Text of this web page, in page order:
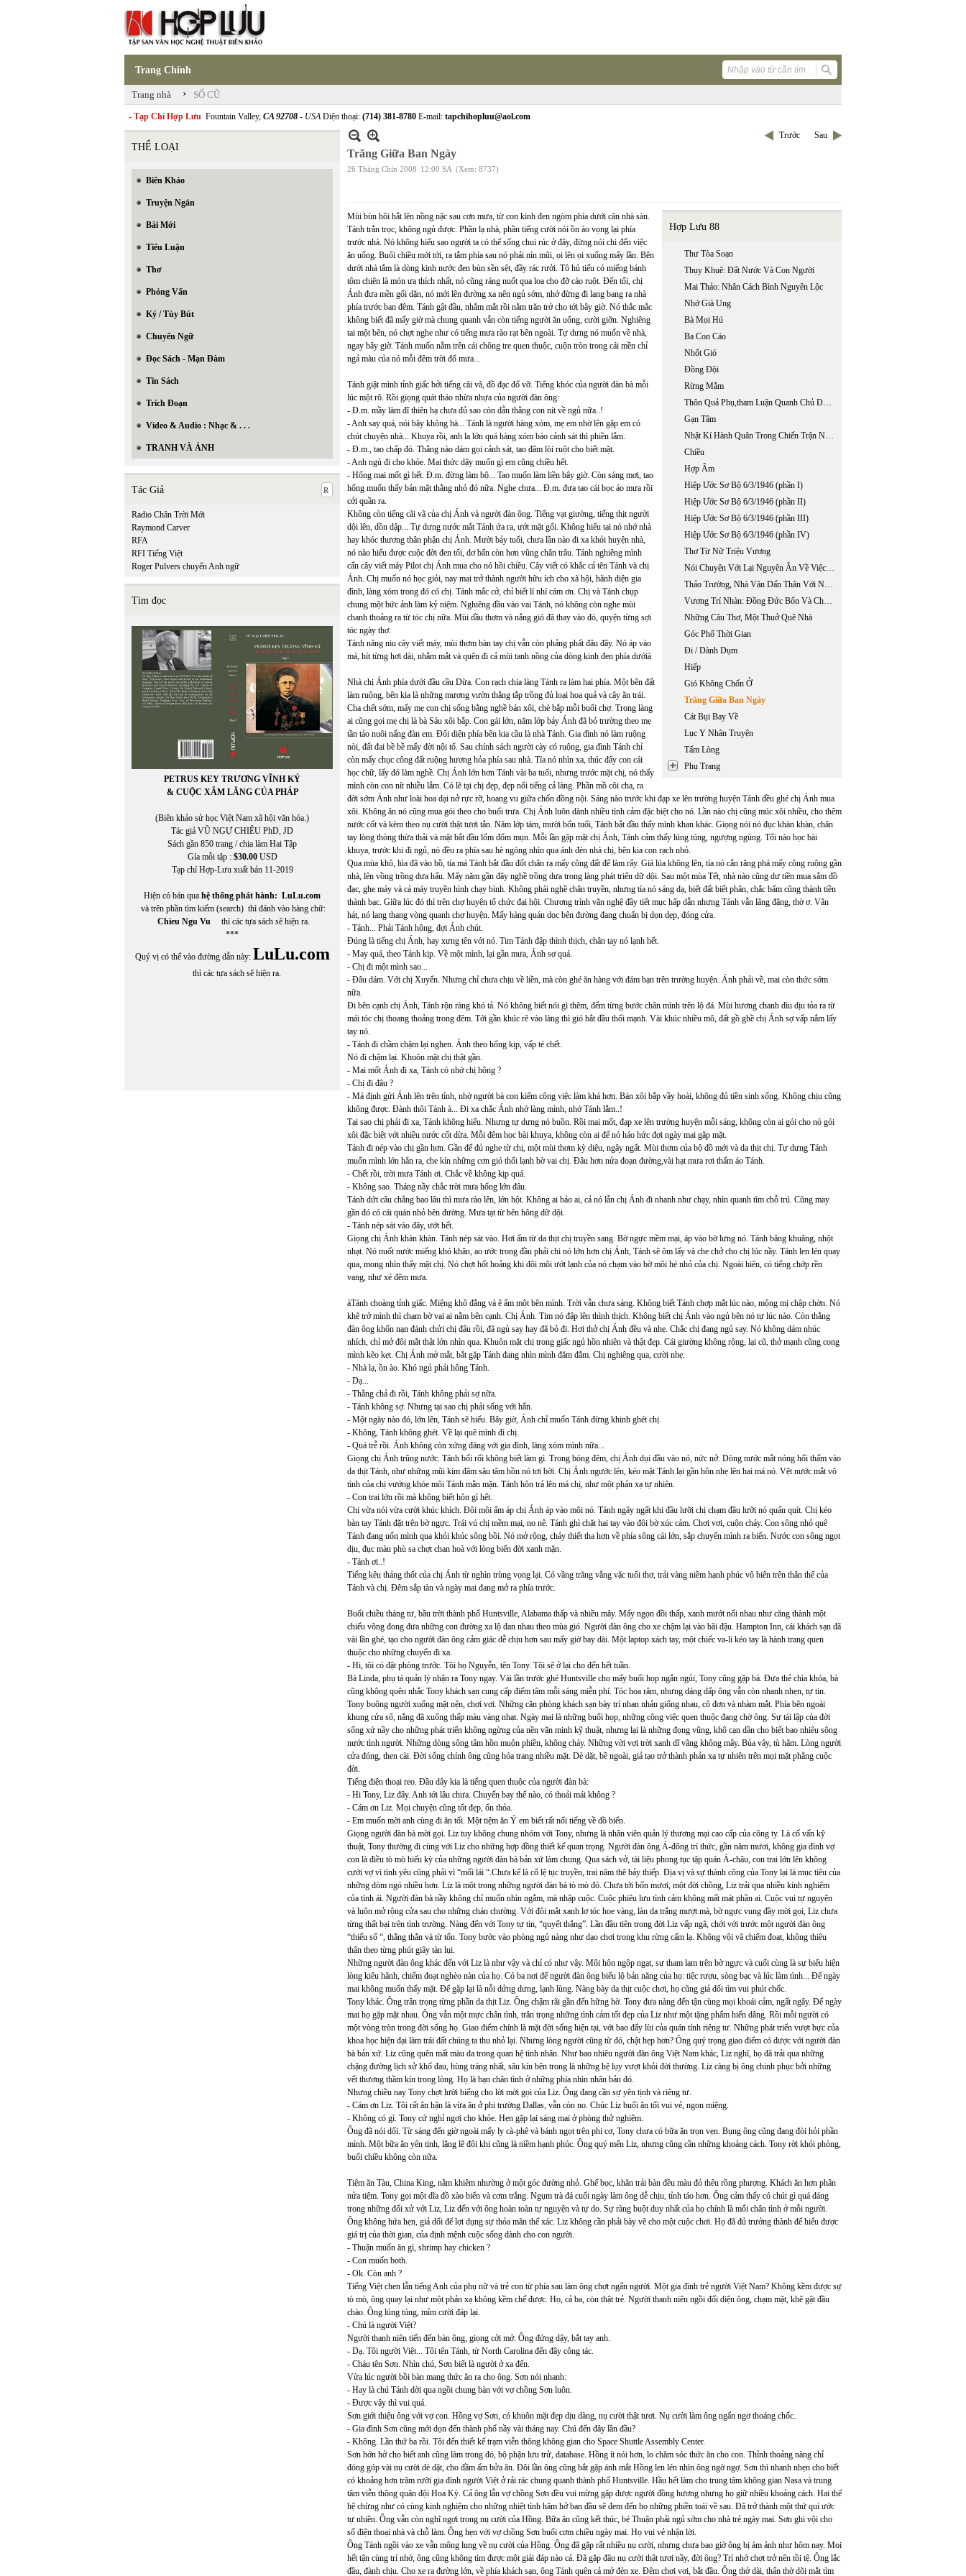
Trang Chính
Trang nhà › SỐ CŨ
- Tạp Chí Hợp Lưu Fountain Valley, CA 92708 - USAĐiện thoại: (714) 381-8780 E-mail: tapchihopluu@aol.com
THỂ LOẠI
Biên Khảo
Truyện Ngắn
Bài Mới
Tiểu Luận
Thơ
Phỏng Vấn
Ký / Tùy Bút
Chuyển Ngữ
Đọc Sách - Mạn Đàm
Tin Sách
Trích Đoạn
Video & Audio : Nhạc & . . .
TRANH VÀ ẢNH
Tác Giả
Radio Chân Trời Mới
Raymond Carver
RFA
RFI Tiếng Việt
Roger Pulvers chuyển Anh ngữ
Tìm đọc
PETRUS KEY TRƯƠNG VĨNH KÝ
& CUỘC XÂM LĂNG CỦA PHÁP
(Biên khảo sử học Việt Nam xã hội văn hóa.)
Tác giả VŨ NGỰ CHIÊU PhD, JD
Sách gần 850 trang / chia làm Hai Tập
Gía mỗi tập : $30.00USD
Tạp chí Hợp-Lưu xuất bản 11-2019
Hiện có bán qua hệ thống phát hành: LuLu.com
và trên phần tìm kiếm (search) thì đánh vào hàng chữ:
Chieu Ngu Vu thì các tựa sách sẽ hiện ra.
***
Quý vị có thể vào đường dẫn này: LuLu.com
thì các tựa sách sẽ hiện ra.
Trước Sau
Trăng Giữa Ban Ngày
26 Tháng Chín 2008 12:00 SA (Xem: 8737)
Hợp Lưu 88
Thư Tòa Soạn
Thụy Khuê: Đất Nước Và Con Người
Mai Thảo: Nhân Cách Bình Nguyên Lộc
Nhớ Già Ung
Bà Mọi Hú
Ba Con Cáo
Nhốt Gió
Đồng Đội
Rừng Mắm
Thôn Quả Phụ,tham Luận Quanh Chủ Đề "x"
Gạn Tâm
Nhật Kí Hành Quân Trong Chiến Trận Nguyễn -tây Sơn
Chiều
Hợp Âm
Hiệp Ước Sơ Bộ 6/3/1946 (phần I)
Hiệp Ước Sơ Bộ 6/3/1946 (phần II)
Hiệp Ước Sơ Bộ 6/3/1946 (phần III)
Hiệp Ước Sơ Bộ 6/3/1946 (phần IV)
Thơ Từ Nữ Triệu Vương
Nói Chuyện Với Lại Nguyên Ân Về Việc Sưu Tập Những Tác Phẩm Đăng Báo Của Phan Khôi
Thảo Trường, Nhà Văn Dấn Thân Với Nỗi Ý-thức Không Rời ...
Vương Trí Nhàn: Đồng Đức Bốn Và Chất Hoang Dại Trong Thơ
Những Câu Thơ, Một Thuở Quê Nhà
Góc Phố Thời Gian
Đi / Dành Dụm
Hiếp
Gió Không Chốn Ở
Trăng Giữa Ban Ngày
Cát Bụi Bay Về
Lục Y Nhân Truyện
Tấm Lòng
Phụ Trang
Mùi bùn hôi hắt lên nồng nặc sau cơn mưa, từ con kinh đen ngòm phía dưới căn nhà sàn.
Tánh trằn trọc, không ngủ được. Phần lạ nhà, phần tiếng cười nói ồn ào vọng lại phía
trước nhà. Nó không hiểu sao người ta có thể sống chui rúc ở đây, đừng nói chi đến việc
ăn uống. Buổi chiều mới tới, ra tắm phía sau nó phải nín mũi, ọi lên ọi xuống mấy lần. Bên
dưới nhà tắm là dòng kinh nước đen bùn sền sệt, đầy rác rưởi. Tô hủ tiếu có miếng bánh
tôm chiên là món ưa thích nhất, nó cũng ráng nuốt qua loa cho đỡ cào ruột. Đến tối, chị
Ánh đưa mền gối dặn, nó mới lên đường xa nên ngủ sớm, nhớ đừng đi lang bang ra nhà
phía trước ban đêm. Tánh gật đầu, nhắm mắt rồi nằm trăn trở cho tới bây giờ. Nó thắc mắc
không biết đã mấy giờ mà chung quanh vẫn còn tiếng người ăn uống, cười giỡn. Nghiêng
tai một bên, nó chợt nghe như có tiếng mưa rào rạt bên ngoài. Tự dưng nó muốn về nhà,
ngay bây giờ. Tánh muốn nằm trên cái chõng tre quen thuộc, cuộn tròn trong cái mền chỉ
ngả màu của nó mỗi đêm trời đổ mưa...
Tánh giật mình tỉnh giấc bởi tiếng cãi vã, đồ đạc đổ vỡ. Tiếng khóc của người đàn bà mỗi
lúc một rõ. Rồi giọng quát tháo nhừa nhựa của người đàn ông:
- Đ.m. mầy làm đĩ thiên hạ chưa đủ sao còn dẫn thằng con nít về ngủ nữa..!
- Anh say quá, nói bậy không hà... Tánh là người hàng xóm, mẹ em nhờ lên gặp em có
chút chuyện nhà... Khuya rồi, anh la lớn quá hàng xóm báo cảnh sát thì phiền lắm.
- Đ.m., tao chấp đó. Thằng nào dám gọi cảnh sát, tao đâm lòi ruột cho biết mặt.
- Anh ngủ đi cho khỏe. Mai thức dậy muốn gì em cũng chiều hết.
- Hổng mai mốt gì hết. Đ.m. đừng làm bộ... Tao muốn làm liền bây giờ. Còn sáng mơi, tao
hổng muốn thấy bản mặt thằng nhỏ đó nữa. Nghe chưa... Đ.m. đưa tao cái bọc áo mưa rồi
cởi quần ra.
Không còn tiếng cãi vã của chị Ánh và người đàn ông. Tiếng vạt giường, tiếng thịt người
dội lên, dồn dập... Tự dưng nước mắt Tánh ứa ra, ướt mặt gối. Không hiểu tại nó nhớ nhà
hay khóc thương thân phận chị Ánh. Mười bảy tuổi, chưa lần nào đi xa khỏi huyện nhà,
nó nào hiểu được cuộc đời đen tối, dơ bẩn còn hơn vũng chân trâu. Tánh nghiêng mình
cấn cây viết máy Pilot chị Ánh mua cho nó hồi chiều. Cây viết có khắc cả tên Tánh và chị
Ánh. Chị muốn nó học giỏi, nay mai trở thành người hữu ích cho xã hội, hãnh diện gia
đình, làng xóm trong đó có chị. Tánh mắc cở, chỉ biết lí nhí cám ơn. Chị và Tánh chụp
chung một bức ảnh làm kỷ niệm. Nghiêng đầu vào vai Tánh, nó không còn nghe mùi
chanh thoảng ra từ tóc chị nữa. Mùi dầu thơm và nắng gió đã thay vào đó, quyện từng sợi
tóc ngày thơ.
Tánh nâng niu cây viết máy, mùi thơm bàn tay chị vẫn còn phảng phất đâu đây. Nó áp vào
má, hít từng hơi dài, nhắm mắt và quên đi cả mùi tanh nồng của dòng kinh đen phía dướià
Nhà chị Ánh phía dưới đầu cầu Dừa. Con rạch chia làng Tánh ra làm hai phía. Một bên đất
làm ruộng, bên kia là những mương vườn thẳng tắp trồng đủ loại hoa quả và cây ăn trái.
Cha chết sớm, mấy mẹ con chị sống bằng nghề bán xôi, chè bắp mỗi buổi chợ. Trong làng
ai cũng gọi mẹ chị là bà Sáu xôi bắp. Con gái lớn, năm lớp bảy Ánh đã bỏ trường theo mẹ
tần tảo nuôi nấng đàn em. Đối diện phía bên kia cầu là nhà Tánh. Gia đình nó làm ruộng
nòi, đất đai bề bề mấy đời nội tổ. Sau chính sách người cày có ruộng, gia đình Tánh chỉ
còn mấy chục công đất ruộng hương hỏa phía sau nhà. Tía nó nhìn xa, thúc đẩy con cái
học chữ, lấy đó làm nghề. Chị Ánh lớn hơn Tánh vài ba tuổi, nhưng trước mặt chị, nó thấy
mình còn con nít nhiều lắm. Có lẽ tại chị đẹp, đẹp nổi tiếng cả làng. Phần mồ côi cha, ra
đời sớm Ánh như loài hoa dại nở rực rỡ, hoang vu giữa chốn đồng nội. Sáng nào trước khi đạp xe lên trường huyện Tánh đều ghé chị Ánh mua
xôi. Không ăn nó cũng mua gói theo cho buổi trưa. Chị Ánh luôn dành nhiều tình cảm đặc biệt cho nó. Lần nào chị cũng múc xôi nhiều, cho thêm
nước cốt và kèm theo nụ cười thật tươi tắn. Năm lớp tám, mười bốn tuổi, Tánh bắt đầu thấy mình khan khác. Giọng nói nó đục khàn khàn, chân
tay lòng thòng thừa thải và mặt bắt đầu lốm đốm mụn. Mỗi lần gặp mặt chị Ánh, Tánh cảm thấy lúng túng, ngượng ngùng. Tối nào học bài
khuya, trước khi đi ngủ, nó đều ra phía sau hè ngóng nhìn qua ánh đèn nhà chị, bên kia con rạch nhỏ.
Qua mùa khô, lúa đã vào bồ, tía má Tánh bắt đầu đốt chân rạ mấy công đất để làm rẩy. Giá lúa không lên, tía nó cắn răng phá mấy công ruộng gần
nhà, lên vồng trồng dưa hấu. Mấy năm gần đây nghề trồng dưa trong làng phát triển dữ dội. Sau một mùa Tết, nhà nào cũng dư tiền mua sắm đồ
đạc, ghe máy và cả máy truyền hình chạy bình. Không phải nghề chân truyền, nhưng tía nó sáng dạ, biết đất biết phân, chắc bẩm cũng thành tiền
thành bạc. Giữa lúc đó thì trên chợ huyện tổ chức đại hội. Chương trình văn nghệ đầy tiết mục hấp dẫn nhưng Tánh vẫn lãng đãng, thờ ơ. Vãn
hát, nó lang thang vòng quanh chợ huyện. Mấy hàng quán dọc bên đường đang chuẩn bị dọn dẹp, đóng cửa.
- Tánh... Phải Tánh hông, đợi Ánh chút.
Đúng là tiếng chị Ánh, hay xưng tên với nó. Tim Tánh đập thình thịch, chân tay nó lạnh hết.
- May quá, theo Tánh kịp. Về một mình, lại gần mưa, Ánh sợ quá.
- Chị đi một mình sao...
- Đâu dám. Với chị Xuyến. Nhưng chỉ chưa chịu về liền, mà còn ghé ăn hàng với đám bạn trên trường huyện. Ánh phải về, mai còn thức sớm
nữa.
Đi bên cạnh chị Ánh, Tánh rộn ràng khó tả. Nó không biết nói gì thêm, đếm từng bước chân mình trên lộ đá. Mùi hương chanh dìu dịu tỏa ra từ
mái tóc chị thoang thoảng trong đêm. Tới gần khúc rẽ vào làng thì gió bắt đầu thổi mạnh. Vài khúc nhiều mô, đất gồ ghề chị Ánh sợ vấp nắm lấy
tay nó.
- Tánh đi chầm chậm lại nghen. Ánh theo hổng kịp, vấp té chết.
Nó đi chậm lại. Khuôn mặt chị thật gần.
- Mai mốt Ánh đi xa, Tánh có nhớ chị hông ?
- Chị đi đâu ?
- Má định gửi Ánh lên trên tỉnh, nhờ người bà con kiếm công việc làm khá hơn. Bán xôi bắp vầy hoài, không đủ tiền sinh sống. Không chịu cũng
không được. Đành thôi Tánh à... Đi xa chắc Ánh nhớ làng mình, nhớ Tánh lắm..!
Tại sao chị phải đi xa, Tánh không hiểu. Nhưng tự dưng nó buồn. Rồi mai mốt, đạp xe lên trường huyện mỗi sáng, không còn ai gói cho nó gói
xôi đặc biệt với nhiều nước cốt dừa. Mỗi đêm học bài khuya, không còn ai để nó háo hức đợi ngày mai gặp mặt.
Tánh đi nép vào chị gần hơn. Gần để đủ nghe từ chị, một mùi thơm kỳ diệu, ngây ngất. Mùi thơm của bộ đồ mới và da thịt chị. Tự dưng Tánh
muốn mình lớn hẳn ra, che kín những cơn gió thổi lạnh bờ vai chị. Đâu hơn nửa đoạn đường,vài hạt mưa rơi thấm áo Tánh.
- Chết rồi, trời mưa Tánh ơi. Chắc về không kịp quá.
- Không sao. Tháng nầy chắc trời mưa hổng lớn đâu.
Tánh dứt câu chẳng bao lâu thì mưa rào lên, lớn hột. Không ai bảo ai, cả nó lẫn chị Ánh đi nhanh như chạy, nhìn quanh tìm chỗ trú. Cũng may
gần đó có cái quán nhỏ bên đường. Mưa tạt từ bên hông dữ dội.
- Tánh nép sát vào đây, ướt hết.
Giọng chị Ánh khàn khàn. Tánh nép sát vào. Hơi ấm từ da thịt chị truyền sang. Bờ ngực mềm mại, áp vào bờ lưng nó. Tánh bâng khuâng, nhột
nhạt. Nó nuốt nước miếng khó khăn, ao ước trong đầu phải chi nó lớn hơn chị Ánh, Tánh sẽ ôm lấy và che chở cho chị lúc nầy. Tánh len lén quay
qua, mong nhìn thấy mặt chị. Nó chợt hốt hoảng khi đôi môi ướt lạnh của nó chạm vào bờ môi hé nhỏ của chị. Ngoài hiên, có tiếng chớp rền
vang, như xé đêm mưa.
àTánh choàng tỉnh giấc. Miệng khô đắng và ê ẩm một bên mình. Trời vẫn chưa sáng. Không biết Tánh chợp mắt lúc nào, mộng mị chập chờn. Nó
khẽ trở mình thì chạm bờ vai ai nằm bên cạnh. Chị Ánh. Tim nó đập lên thình thịch. Không biết chị Ánh vào ngủ bên nó tự lúc nào. Còn thằng
đàn ông khốn nạn đánh chửi chị đâu rồi, đã ngủ say hay đã bỏ đi. Hơi thở chị Ánh đều và nhẹ. Chắc chị đang ngủ say. Nó không dám nhúc
nhích, chỉ mở đôi mắt thật lớn nhìn qua. Khuôn mặt chị trong giấc ngủ hồn nhiên và thật đẹp. Cái giường không rộng, lại cũ, thở mạnh cũng cong
mình kẽo kẹt. Chị Ánh mở mắt, bắt gặp Tánh đang nhìn mình đăm đắm. Chị nghiêng qua, cười nhẹ:
- Nhà lạ, ồn ào. Khó ngủ phải hông Tánh.
- Dạ...
- Thằng chả đi rồi, Tánh không phải sợ nữa.
- Tánh không sợ. Nhưng tại sao chị phải sống với hắn.
- Một ngày nào đó, lớn lên, Tánh sẽ hiểu. Bây giờ, Ánh chỉ muốn Tánh đừng khinh ghét chị.
- Không, Tánh không ghét. Về lại quê mình đi chị.
- Quá trễ rồi. Ánh không còn xứng đáng với gia đình, làng xóm mình nữa...
Giọng chị Ánh trũng nước. Tánh bối rối không biết làm gì. Trong bóng đêm, chị Ánh dụi đầu vào nó, nức nở. Dòng nước mắt nóng hổi thấm vào
da thịt Tánh, như những mũi kim đâm sâu tâm hồn nó tơi bời. Chị Ánh ngước lên, kéo mặt Tánh lại gần hôn nhẹ lên hai má nó. Vệt nước mắt vô
tình của chị vướng khóe môi Tánh mằn mặn. Tánh hôn trả lên má chị, như một phản xạ tự nhiên.
- Con trai lớn rồi mà không biết hôn gì hết.
Chị vừa nói vừa cười khúc khích. Đôi môi ấm áp chị Ánh áp vào môi nó. Tánh ngây ngất khi đầu lưỡi chị chạm đầu lưỡi nó quấn quít. Chị kéo
bàn tay Tánh đặt trên bờ ngực. Trái vú chị mềm mại, no nê. Tánh ghì chặt hai tay vào đôi bờ xúc cảm. Chơi vơi, cuộn chảy. Con sông nhỏ quê
Tánh đang uốn mình qua khỏi khúc sông bồi. Nó mở rộng, chảy thiết tha hơn về phía sông cái lớn, sắp chuyển mình ra biển. Nước con sông ngọt
dịu, đục màu phù sa chợt chan hoà với lòng biển đời xanh mặn.
- Tánh ơi..!
Tiếng kêu thảng thốt của chị Ánh từ nghìn trùng vọng lại. Có vầng trăng vằng vặc tuổi thơ, trải vàng niềm hạnh phúc vô biên trên thân thể của
Tánh và chị. Đêm sắp tàn và ngày mai đang mở ra phía trước.
Buổi chiều tháng tư, bầu trời thành phố Huntsville, Alabama thấp và nhiều mây. Mấy ngọn đồi thấp, xanh mướt nối nhau như căng thành một
chiếu võng đong đưa những con đường xa lộ đan nhau theo mùa gió. Người đàn ông cho xe chậm lại vào bãi đậu. Hampton Inn, cái khách sạn đã
vài lần ghé, tạo cho người đàn ông cảm giác dễ chịu hơn sau mấy giờ bay dài. Một laptop xách tay, một chiếc va-li kéo tay là hành trang quen
thuộc cho những chuyến đi xa.
- Hi, tôi có đặt phòng trước. Tôi họ Nguyễn, tên Tony. Tôi sẽ ở lại cho đến hết tuần.
Bà Linda, phụ tá quản lý nhận ra Tony ngay. Vài lần trước ghé Huntsville cho mấy buổi họp ngắn ngủi, Tony cũng gặp bà. Đưa thẻ chìa khóa, bà
cũng không quên nhắc Tony khách sạn cung cấp điểm tâm mỗi sáng miễn phí. Tóc hoa râm, nhưng dáng dấp ông vẫn còn nhanh nhẹn, tự tin.
Tony buông người xuống mặt nện, chơi vơi. Những căn phòng khách sạn bày trí nhan nhản giống nhau, cô đơn và nhàm mắt. Phía bên ngoài
khung cửa sổ, nắng đã xuống thấp màu vàng nhạt. Ngày mai là những buổi họp, những công việc quen thuộc đang chờ ông. Sự tái lập của đời
sống xứ nầy cho những phát triển không ngừng của nền văn minh kỹ thuật, nhưng lại là những đọng vũng, khô cạn dần cho biết bao nhiêu sông
nước tình người. Những dòng sông tâm hồn muộn phiền, không chảy. Những vời vợi trời xanh dĩ vãng không mây. Bủa vây, tù hãm. Lòng người
cửa đóng, then cài. Đời sống chính ông cũng hóa trang nhiều mặt. Dè dặt, bề ngoài, giả tạo trở thành phản xạ tự nhiên trên mọi mặt phẳng cuộc
đời.
Tiếng điện thoại reo. Đầu dây kia là tiếng quen thuộc của người đàn bà:
- Hi Tony, Liz đây. Anh tới lâu chưa. Chuyến bay thế nào, có thoải mái không ?
- Cám ơn Liz. Mọi chuyện cũng tốt đẹp, ổn thỏa.
- Em muốn mời anh cùng đi ăn tối. Một tiệm ăn Ý em biết rất nổi tiếng về đồ biển.
Giọng người đàn bà mời gọi. Liz tuy không chung nhóm với Tony, nhưng là nhân viên quản lý thương mại cao cấp của công ty. Là cố vấn kỹ
thuật, Tony thường đi cùng với Liz cho những hợp đồng thiết kế quan trọng. Người đàn ông Á-đông trí thức, gần năm mươi, không gia đình vợ
con là điều tò mò hiếu kỳ của những người đàn bà bản xứ làm chung. Qua sách vở, tài liệu phong tục tập quán Á-châu, con trai lớn lên không
cưới vợ vì tình yêu cũng phải vì “mối lái “.Chưa kể là cổ lệ tục truyền, trai năm thê bảy thiếp. Địa vị và sự thành công của Tony lại là mục tiêu của
những dòm ngó nhiều hơn. Liz là một trong những người đàn bà tò mò đó. Chưa tới bốn mươi, một đời chồng, Liz trải qua nhiều kinh nghiệm
của tình ái. Người đàn bà nầy không chỉ muốn nhìn ngắm, mà nhập cuộc. Cuộc phiêu lưu tình cảm không mất mát phần ai. Cuộc vui tự nguyện
và luôn mở rộng cửa sau cho những chán chường. Với đôi mắt xanh lơ tóc hoe vàng, làn da trắng mượt mà, bờ ngực vung đầy mời gọi, Liz chưa
từng thất bại trên tình trường. Nàng đến với Tony tự tin, “quyết thắng”. Lần đầu tiên trong đời Liz vấp ngã, chới với trước một người đàn ông
“thiểu số “, thẳng thắn và từ tốn. Tony bước vào phòng ngủ nàng như dạo chơi trong khu rừng cấm lạ. Không vội vã chiếm đoạt, không thiêu
thân theo từng phút giây tàn lụi.
Những người đàn ông khác đến với Liz là như vậy và chỉ có như vậy. Môi hôn ngộp ngạt, sự tham lam trên bờ ngực và cuối cùng là sự biểu hiện
lòng kiêu hãnh, chiếm đoạt nghèo nàn của họ. Có ba nơi để người đàn ông biểu lộ bản năng của họ: tiệc rượu, sòng bạc và lúc làm tình... Để ngày
mai không muốn thấy mặt. Để gặp lại là nỗi dửng dưng, lạnh lùng. Nàng bày da thịt cuộc chơi, họ cũng giả dối tìm vui phút chốc.
Tony khác. Ông trân trọng từng phần da thịt Liz. Ông chậm rãi gần đến hững hờ. Tony đưa nàng đến tận cùng mọi khoái cảm, ngất ngây. Để ngày
mai họ gặp mặt nhau. Ông vẫn một mực chân tình, trân trọng những tình cảm tốt đẹp của Liz như một tặng phẩm hiến dâng. Rồi mỗi người có
một vòng tròn trong đời sống họ. Giao điểm chính là mặt đời sống hiện tại, với bao đẩy lùi của quán tính riêng tư. Những phát triển vượt bực của
khoa học hiện đại làm trái đất chúng ta thu nhỏ lại. Nhưng lòng người cũng từ đó, chật hẹp hơn? Ông quý trọng giao điểm có được với người đàn
bà bản xứ. Liz cũng quên mất màu da trong quan hệ tình nhân. Như bao nhiêu người đàn ông Việt Nam khác, Liz nghĩ, họ đã trải qua những
chặng đường lịch sử khổ đau, hùng tráng nhất, sâu kín bên trong là những hệ lụy vượt khỏi đời thường. Liz càng bị ông chinh phục bởi những
vết thương thầm kín trong lòng. Họ là bạn chân tình ở những phía nhìn nhân bản đó.
Nhưng chiều nay Tony chợt lười biếng cho lời mời gọi của Liz. Ông đang cần sự yên tịnh và riêng tư.
- Cám ơn Liz. Tôi rất ân hận là vừa ăn ở phi trường Dallas, vẫn còn no. Chúc Liz buổi ăn tối vui vẻ, ngon miệng.
- Không có gì. Tony cứ nghỉ ngơi cho khỏe. Hẹn gặp lại sáng mai ở phòng thử nghiệm.
Ông đã nói dối. Từ sáng đến giờ ngoài mấy ly cà-phê và bánh ngọt trên phi cơ, Tony chưa có bữa ăn trọn vẹn. Bụng ông cũng đang đòi hỏi phần
mình. Một bữa ăn yên tịnh, lặng lẽ đôi khi cũng là niềm hạnh phúc. Ông quý mến Liz, nhưng cũng cần những khoảng cách. Tony rời khỏi phòng,
buổi chiều không còn nữa.
Tiệm ăn Tàu, China King, nằm khiêm nhường ở một góc đường nhỏ. Ghế bọc, khăn trải bàn đều màu đỏ thêu rồng phượng. Khách ăn hơn phân
nửa tiệm. Tony gọi một dĩa đồ xào biển và cơm trắng. Ngụm trà đá cuối ngày làm ông dễ chịu, tỉnh táo hơn. Ông cảm thấy có chút gì quá đáng
trong những đối xử với Liz, Liz đến với ông hoàn toàn tự nguyện và tự do. Sự ràng buột duy nhất của họ chính là mối chân tình ở mỗi người.
Ông không hứa hẹn, giả dối để lợi dụng sự thỏa mãn thể xác. Liz không cần phải bày vẽ cho một cuộc chơi. Họ đã đủ trưởng thành để hiểu được
giá trị của thời gian, của định mệnh cuộc sống dành cho con người.
- Thuận muốn ăn gì, shrimp hay chicken ?
- Con muốn both.
- Ok. Còn anh ?
Tiếng Việt chen lẫn tiếng Anh của phụ nữ và trẻ con từ phía sau làm ông chợt ngẩn người. Một gia đình trẻ người Việt Nam? Không kềm được sự
tò mò, ông quay lại như một phản xạ không kềm chế được. Họ, cả ba, còn thật trẻ. Người thanh niên ngồi đối diện ông, chạm mặt, khẽ gật đầu
chào. Ông lúng túng, mỉm cười đáp lại.
- Chú là người Việt?
Người thanh niên tiến đến bàn ông, giọng cởi mở. Ông đứng dậy, bắt tay anh.
- Dạ. Tôi người Việt... Tôi tên Tánh, từ North Carolina đến đây công tác.
- Cháu tên Sơn. Nhìn chú, Sơn biết là người ở xa đến.
Vừa lúc người bồi bàn mang thức ăn ra cho ông. Sơn nói nhanh:
- Hay là chú Tánh dời qua ngồi chung bàn với vợ chồng Sơn luôn.
- Được vậy thì vui quá.
Sơn giới thiệu ông với vợ con. Hồng vợ Sơn, có khuôn mặt đẹp dịu dàng, nụ cười thật tươi. Nụ cười làm ông ngẩn ngơ thoáng chốc.
- Gia đình Sơn cũng mới dọn đến thành phố nầy vài tháng nay. Chú đến đây lần đầu?
- Không. Lần thứ ba rồi. Tôi đến thiết kế trạm viễn thông không gian cho Space Shuttle Assembly Center.
Sơn hớn hở cho biết anh cũng làm trong đó, bộ phận lưu trử, database. Hồng ít nói hơn, lo chăm sóc thức ăn cho con. Thỉnh thoảng nàng chỉ
đóng góp vài nụ cười dè dặt, cho đầm ấm bửa ăn. Đôi lần ông cũng bắt gặp ánh mắt Hồng len lén nhìn ông ngờ ngợ. Sơn thì nhanh nhẹn cho biết
có khoảng hơn trăm rưỡi gia đình người Việt ở rải rác chung quanh thành phố Huntsville. Hầu hết làm cho trung tâm không gian Nasa và trung
tâm viễn thông quân đội Hoa Kỳ. Cả ông lẫn vợ chồng Sơn đều vui mừng gặp được người đồng hương nhưng họ giữ nhiều khoảng cách. Hai thế
hệ chừng như có cùng kinh nghiệm cho những nhiệt tình hăm hở ban đầu sẽ đem đến họ những phiền toái về sau. Đã trở thành một thứ qui ước
tự nhiên. Ông vẫn còn nghĩ ngợi trong nụ cười của Hồng. Bữa ăn cũng kết thúc, bé Thuận phải ngủ sớm cho nhà trẻ ngày mai. Sơn ghi vội cho
số điện thoại nhà và chỗ làm. Ông hẹn với vợ chồng Sơn buổi cơm chiều ngày mai. Họ vui vẻ nhận lời.
Ông Tánh ngồi vào xe vẫn mông lung về nụ cười của Hồng. Ông đã gặp rất nhiều nụ cười, nhưng chưa bao giờ ông bị ám ảnh như hôm nay. Moi
hết tận cùng trí nhớ, ông cũng không tìm được một giải đáp nào cả. Đã gặp đâu nụ cười thật tươi nầy, đời ông? Trí nhớ chợt trở nên tồi tệ. Ông lắc
đầu, đành chịu. Cho xe ra đường lớn, về phía khách sạn, ông Tánh quên cả mở đèn xe. Đêm chơi vơi, bắt đầu. Ông thở dài, thẩn thờ dõi mắt tìm